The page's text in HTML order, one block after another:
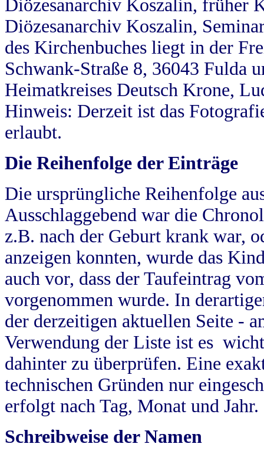
Diözesanarchiv Koszalin, früher
Diözesanarchiv Koszalin,
des Kirchenbuches liegt in der
Schwank-Straße 8, 36043 Fulda
Heimatkreises Deutsch Krone,
Hinweis: Derzeit ist das
erlaubt.
Die Reihenfolge der Einträge
Die ursprüngliche Reihenfolge
Ausschlaggebend war die
z.B. nach der Geburt krank war,
anzeigen konnten, wurde das
auch vor, dass der Taufeintrag
vorgenommen wurde. In
der derzeitigen aktuellen Seite -
Verwendung der Liste ist es
dahinter zu überprüfen. Eine
technischen Gründen nur
erfolgt nach Tag, Monat und Jahr.
Schreibweise der Namen